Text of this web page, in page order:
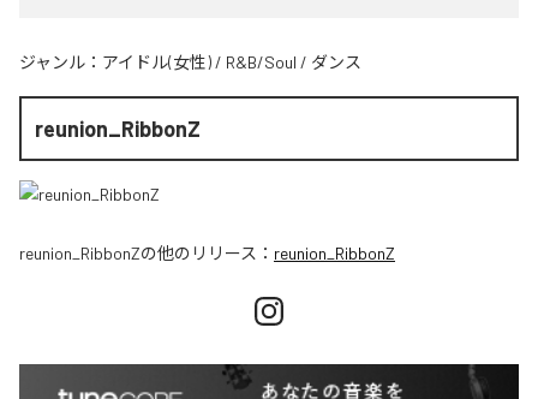
ジャンル： アイドル(女性) / R&B/Soul / ダンス
reunion_RibbonZ
reunion_RibbonZの他のリリース： reunion_RibbonZ